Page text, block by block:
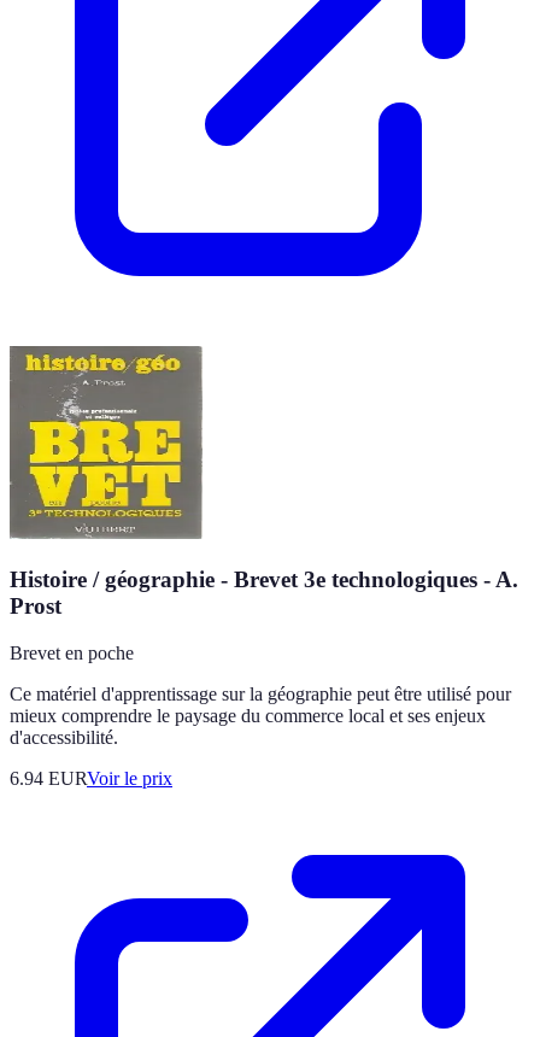
Histoire / géographie - Brevet 3e technologiques - A.
Prost
Brevet en poche
Ce matériel d'apprentissage sur la géographie peut être utilisé pour
mieux comprendre le paysage du commerce local et ses enjeux
d'accessibilité.
6.94 EURVoir le prix